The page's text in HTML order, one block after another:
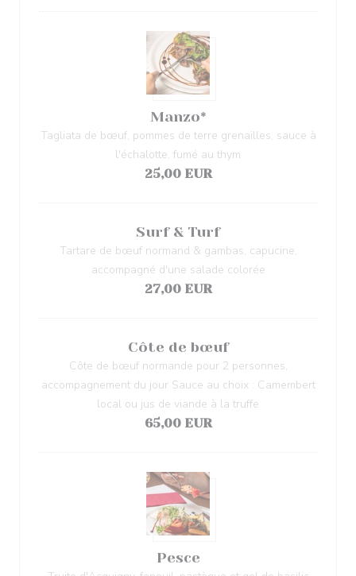
Manzo*
Tagliata de bœuf, pommes de terre grenailles, sauce à
l'échalotte, fumé au thym
25,00 EUR
Surf & Turf
Tartare de bœuf normand & gambas, capucine,
accompagné d'une salade colorée
27,00 EUR
Côte de bœuf
Côte de bœuf normande pour 2 personnes,
accompagnement du jour Sauce au choix : Camembert
local ou jus de viande à la truffe
65,00 EUR
Pesce